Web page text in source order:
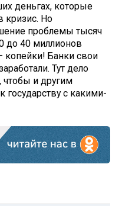
деньгах, которые
кризис. Но
проблемы тысяч
до 40 миллионов
копейки! Банки свои
Тут дело
чтобы и другим
государству с какими-